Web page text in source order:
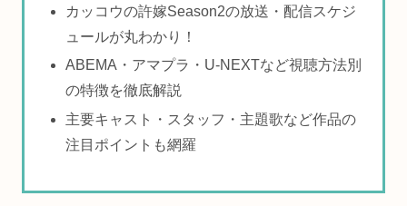
カッコウの許嫁Season2の放送・配信スケジ
ュールが丸わかり！
ABEMA・アマプラ・U-NEXTなど視聴方法別
の特徴を徹底解説
主要キャスト・スタッフ・主題歌など作品の
注目ポイントも網羅